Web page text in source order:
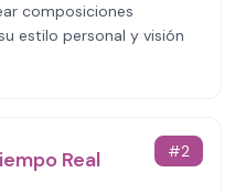
composiciones
estilo personal y visión
#2
Real